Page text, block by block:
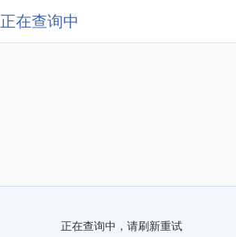
正在查询中
正在查询中，请刷新重试